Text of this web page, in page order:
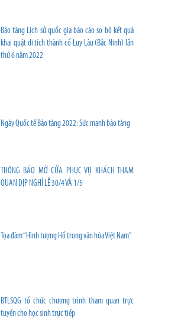
Bảo tàng Lịch sử quốc gia báo cáo sơ bộ kết quả
khai quật di tích thành cổ Luy Lâu (Bắc Ninh) lần
thứ 6 năm 2022
Ngày Quốc tế Bảo tàng 2022: Sức mạnh bảo tàng
THÔNG BÁO MỞ CỬA PHỤC VỤ KHÁCH THAM
QUAN DỊP NGHỈ LỄ 30/4 VÀ 1/5
Tọa đàm “Hình tượng Hổ trong văn hóa Việt Nam”
BTLSQG tổ chức chương trình tham quan trực
tuyến cho học sinh trực tiếp